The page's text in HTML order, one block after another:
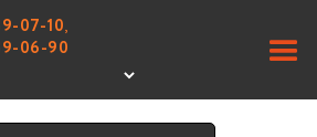
07-10,
06-90